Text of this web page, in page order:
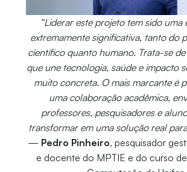
“Liderar este projeto tem sido uma
extremamente significativa, tanto do
científico quanto humano. Trata-se
que une tecnologia, saúde e impacto
muito concreta. O mais marcante é
uma colaboração acadêmica,
professores, pesquisadores e
transformar em uma solução real
— Pedro Pinheiro, pesquisador
e docente do MPTIE e do curso